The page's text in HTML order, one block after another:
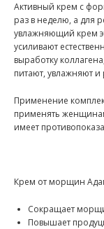
Активный крем с
раз в неделю, а для
увлажняющий крем
усиливают
выработку
питают, увлажняют и
Применение
применять
имеет
Крем от морщин
Сокращает
Повышает